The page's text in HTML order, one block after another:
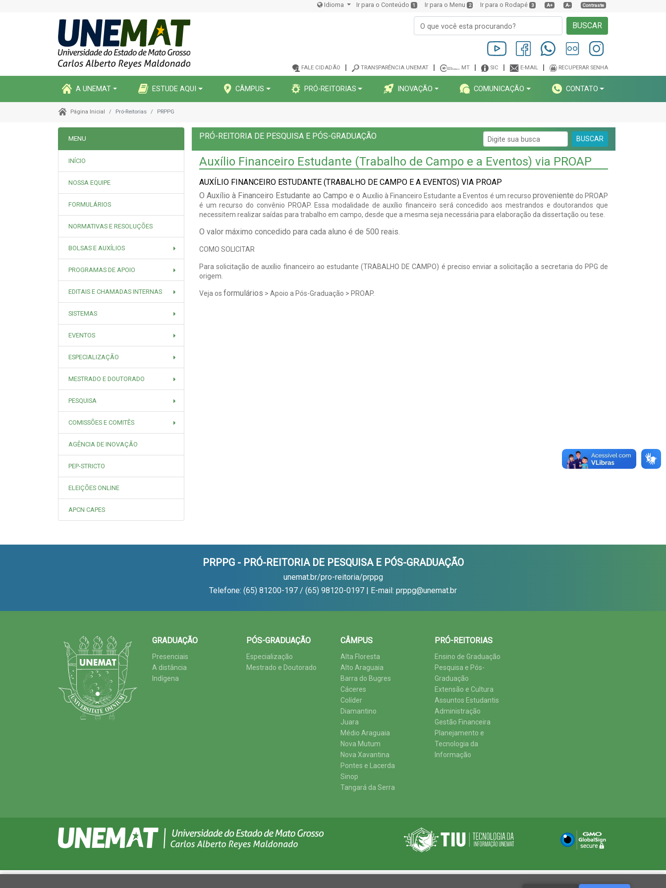
Idioma Ir para o Conteúdo 1 Ir para o Menu 2 Ir para o Rodapé 3 A+ A- Contraste
BUSCAR
FALE CIDADÃO TRANSPARÊNCIA UNEMAT MT SIC E-MAIL RECUPERAR SENHA
A UNEMAT ESTUDE AQUI CÂMPUS PRÓ-REITORIAS INOVAÇÃO COMUNICAÇÃO CONTATO
Página Inicial Pró-Reitorias PRPPG
MENU
INÍCIO
NOSSA EQUIPE
FORMULÁRIOS
NORMATIVAS E RESOLUÇÕES
BOLSAS E AUXÍLIOS
PROGRAMAS DE APOIO
EDITAIS E CHAMADAS INTERNAS
SISTEMAS
EVENTOS
ESPECIALIZAÇÃO
MESTRADO E DOUTORADO
PESQUISA
COMISSÕES E COMITÊS
AGÊNCIA DE INOVAÇÃO
PEP-STRICTO
ELEIÇÕES ONLINE
APCN CAPES
PRÓ-REITORIA DE PESQUISA E PÓS-GRADUAÇÃO BUSCAR
Auxílio Financeiro Estudante (Trabalho de Campo e a Eventos) via PROAP
AUXÍLIO FINANCEIRO ESTUDANTE (TRABALHO DE CAMPO E A EVENTOS) VIA PROAP
O Auxílio à Financeiro Estudante ao Campo e o Auxílio à Financeiro Estudante a Eventos é um recurso proveniente do PROAP
é um recurso do convênio PROAP. Essa modalidade de auxílio financeiro será concedido aos mestrandos e doutorandos que
necessitem realizar saídas para trabalho em campo, desde que a mesma seja necessária para elaboração da dissertação ou tese.
O valor máximo concedido para cada aluno é de 500 reais.
COMO SOLICITAR
Para solicitação de auxílio financeiro ao estudante (TRABALHO DE CAMPO) é preciso enviar a solicitação a secretaria do PPG de
origem.
Veja os formulários > Apoio a Pós-Graduação > PROAP.
PRPPG - PRÓ-REITORIA DE PESQUISA E PÓS-GRADUAÇÃO
unemat.br/pro-reitoria/prppg
Telefone: (65) 81200-197 / (65) 98120-0197 | E-mail: prppg@unemat.br
GRADUAÇÃO
Presenciais
A distância
Indígena
PÓS-GRADUAÇÃO
Especialização
Mestrado e Doutorado
CÂMPUS
Alta Floresta
Alto Araguaia
Barra do Bugres
Cáceres
Colíder
Diamantino
Juara
Médio Araguaia
Nova Mutum
Nova Xavantina
Pontes e Lacerda
Sinop
Tangará da Serra
PRÓ-REITORIAS
Ensino de Graduação
Pesquisa e Pós-
Graduação
Extensão e Cultura
Assuntos Estudantis
Administração
Gestão Financeira
Planejamento e
Tecnologia da
Informação